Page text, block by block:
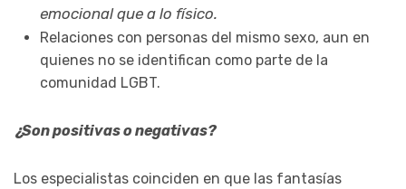
emocional que a lo físico.
Relaciones con personas del mismo sexo, aun en
quienes no se identifican como parte de la
comunidad LGBT.
¿Son positivas o negativas?
Los especialistas coinciden en que las fantasías